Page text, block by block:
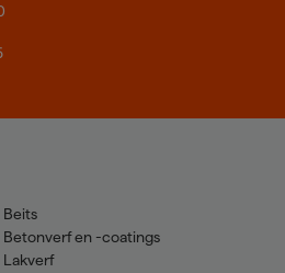
Beits
Betonverf en -coatings
Lakverf